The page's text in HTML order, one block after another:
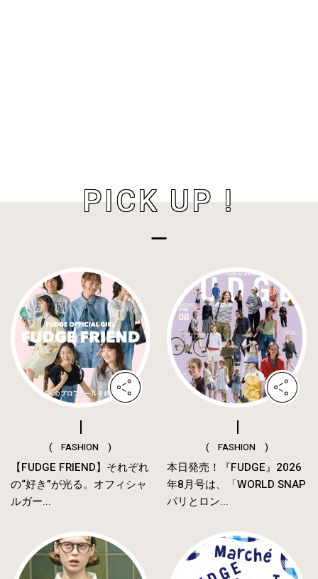
PICK UP !
( FASHION )
【FUDGE FRIEND】それぞれ
の“好き”が光る。オフィシャ
ルガー...
( FASHION )
本日発売！『FUDGE』2026
年8月号は、「WORLD SNAP
パリとロン...